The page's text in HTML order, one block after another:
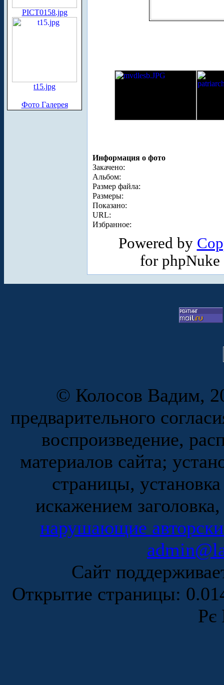
PICT0158.jpg
t15.jpg
Фото Галерея
Информация о фото
Закачено:
Альбом:
Размер файла:
Размеры:
Показано:
URL:
Избранное:
Powered by
for
© Колосов Вадим,
предварительного
воспроизведение,
материалов сайта;
страницы,
искажением
нарушающие
Сайт
Открытие страницы:
Рє